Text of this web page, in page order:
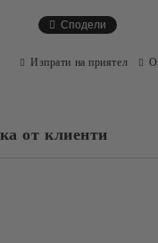
Сподели
Изпрати на приятел
от клиенти